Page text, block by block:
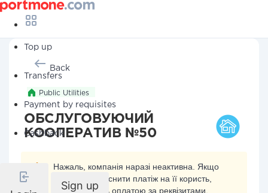
Top up
Transfers
Payment by requisites
Cashback
Sign up
Back
Public Utilities
ОБСЛУГОВУЮЧИЙ
КООПЕРАТИВ №50
Нажаль, компанія наразі неактивна. Якщо
ви хочете здійснити платіж на її користь,
скористайтесь оплатою за реквізитами.